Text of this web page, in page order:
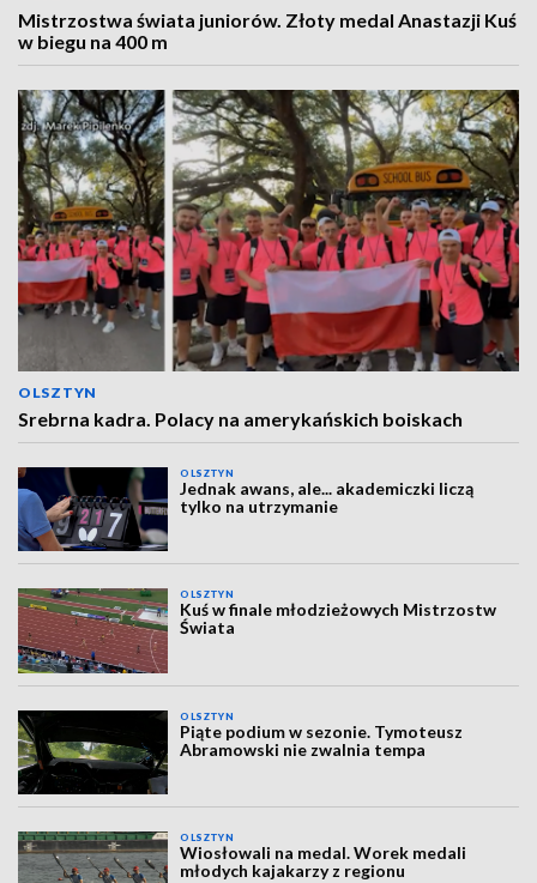
Mistrzostwa świata juniorów. Złoty medal Anastazji Kuś
w biegu na 400 m
OLSZTYN
Srebrna kadra. Polacy na amerykańskich boiskach
OLSZTYN
Jednak awans, ale... akademiczki liczą
tylko na utrzymanie
OLSZTYN
Kuś w finale młodzieżowych Mistrzostw
Świata
OLSZTYN
Piąte podium w sezonie. Tymoteusz
Abramowski nie zwalnia tempa
OLSZTYN
Wiosłowali na medal. Worek medali
młodych kajakarzy z regionu